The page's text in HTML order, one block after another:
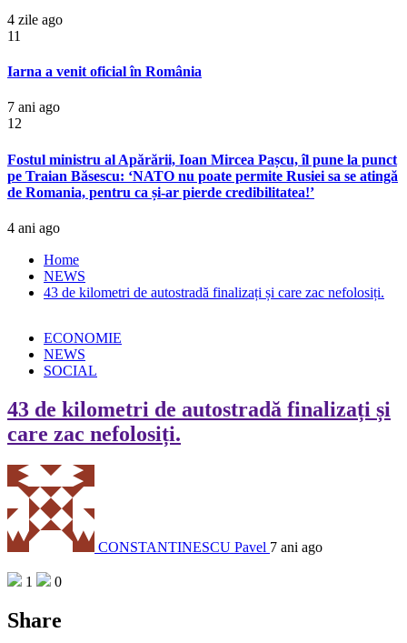
4 zile ago
11
Iarna a venit oficial în România
7 ani ago
12
Fostul ministru al Apărării, Ioan Mircea Pașcu, îl pune la punct
pe Traian Băsescu: ‘NATO nu poate permite Rusiei sa se atingă
de Romania, pentru ca și-ar pierde credibilitatea!’
4 ani ago
Home
NEWS
43 de kilometri de autostradă finalizați și care zac nefolosiți.
ECONOMIE
NEWS
SOCIAL
43 de kilometri de autostradă finalizați și
care zac nefolosiți.
CONSTANTINESCU Pavel 7 ani ago
1 0
Share